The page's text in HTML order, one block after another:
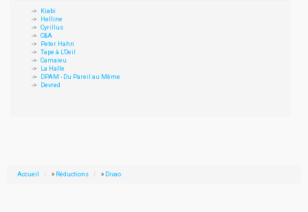
Kiabi
Helline
Cyrillus
C&A
Peter Hahn
Tape à L'Oeil
Camaieu
La Halle
DPAM - Du Pareil au Même
Devred
Accueil » Réductions » Divao